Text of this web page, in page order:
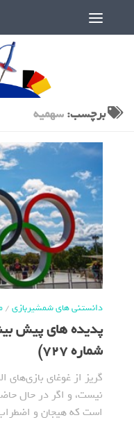
برچسب:سهمیه
دانستنی های شمشیربازی/
پدیده های پیش
شماره 727)
گریز از غوغای بازی‌های
نیست، و اگر در حال
است که هیجان و